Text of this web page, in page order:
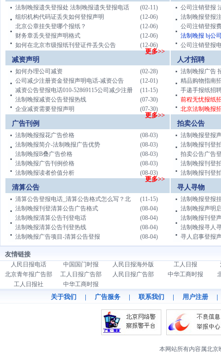
法制晚报遗失登报处 法制晚报遗失登报电话
(02-11)
组织机构代码证丢失如何登报声明
(12-06)
北京公章挂失登哪个报纸？
(12-06)
财务章丢失登报声明格式
(12-06)
如何在北京市级报纸刊登证件丢失公告
(12-06)
公司注销登报
法制晚报登报
公司注销登报
法制晚报 bj公
公司注销登报
减资声明
更多>>
如何办理公司减资
(02-28)
公司减少注册资金登报声明电话-减资公告
(12-01)
减资公告登报电话010-52869115公司减少注册
(11-15)
法制晚报减资公告登报热线
(07-30)
企业减资需要登报声明
(07-30)
人才招聘
法制晚报广告
精品购物指南
手递手报纸招
前程无忧报纸
北京法制晚报
广告刊例
更多>>
法制晚报报花广告价格
(08-03)
法制晚报简介-法制晚报广告优势
(08-03)
法制晚报B叠广告价格
(08-03)
法制晚报广告刊例价格
(08-03)
法制晚报读者价值分析
(08-03)
拍卖公告
法制晚报登报
法制晚报刊登
拍卖公告广告
法制晚报刊登
法制晚报刊登
清算公告
更多>>
清算公告登报电话_清算公告格式怎么写？北
(11-15)
法制晚报刊登清算公告广告格式
(08-04)
法制晚报清算公告刊登电话
(08-04)
法制晚报清算公告刊登热线
(08-04)
法制晚报广告项目-清算公告登报
(08-04)
寻人寻物
法制晚报登报
法制晚报声明
法制晚报刊登
法制晚报寻人
寻人启事登报
友情链接
人民日报电话 中国国门时报 人民日报海外版 工人日报
北京青年报广告部
工人日报广告部 人民日报广告部 中华工商时报
工人日报社
中华工商时报
关于我们 | 广告服务 | 联系我们 | 用户注册 |
本网站所有内容属北京